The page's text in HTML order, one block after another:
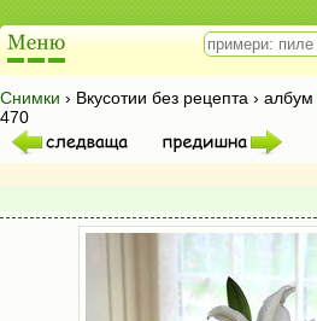
Снимки › Вкусотии без рецепта › албум
470